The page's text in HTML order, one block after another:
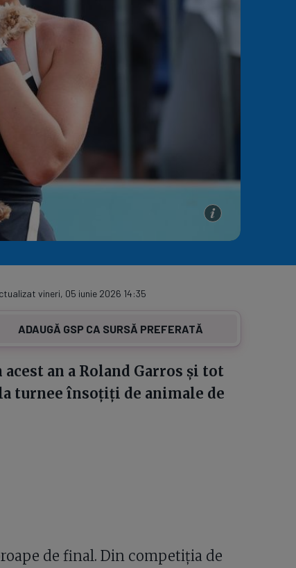
Meciuri
vineri, 05 iunie 2026 14:35
ADAUGĂ GSP CA SURSĂ PREFERATĂ
an a Roland Garros și tot
turnee însoțiți de animale de
de final. Din competiția de